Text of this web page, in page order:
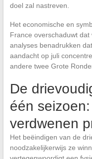
doel zal nastreven.
Het economische en
France overschaduwt
analyses benadrukken
aandacht op juli
andere twee Grote
De
één
verdwenen
Het beëindigen van de
noodzakelijkerwijs ze